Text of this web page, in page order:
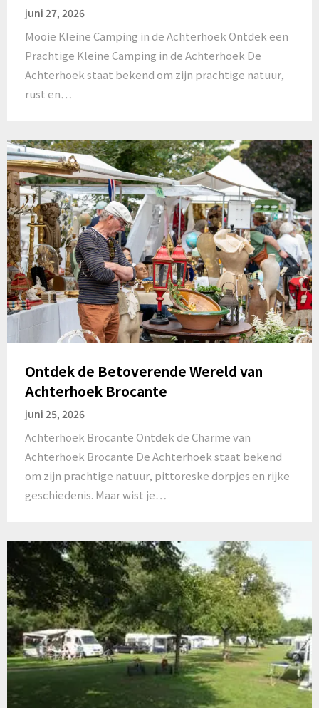
juni 27, 2026
Mooie Kleine Camping in de Achterhoek Ontdek een
Prachtige Kleine Camping in de Achterhoek De
Achterhoek staat bekend om zijn prachtige natuur,
rust en…
Ontdek de Betoverende Wereld van
Achterhoek Brocante
juni 25, 2026
Achterhoek Brocante Ontdek de Charme van
Achterhoek Brocante De Achterhoek staat bekend
om zijn prachtige natuur, pittoreske dorpjes en rijke
geschiedenis. Maar wist je…